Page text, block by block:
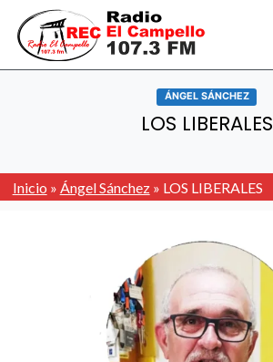
ÁNGEL SÁNCHEZ
LOS LIBERALES
Inicio » Ángel Sánchez» LOS LIBERALES